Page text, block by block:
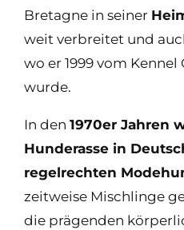
Bretagne in seiner
weit verbreitet und
wo er 1999 vom
wurde.
In den 1970er Jahren
Hunderasse in
regelrechten
zeitweise Mischlinge
die prägenden